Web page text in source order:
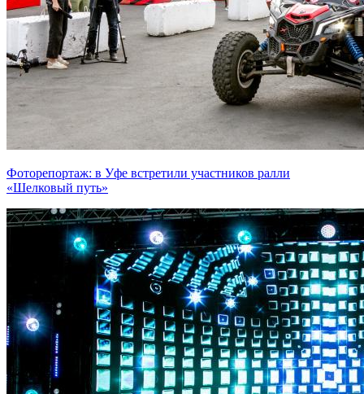
Фоторепортаж: в Уфе встретили участников ралли
«Шелковый путь»